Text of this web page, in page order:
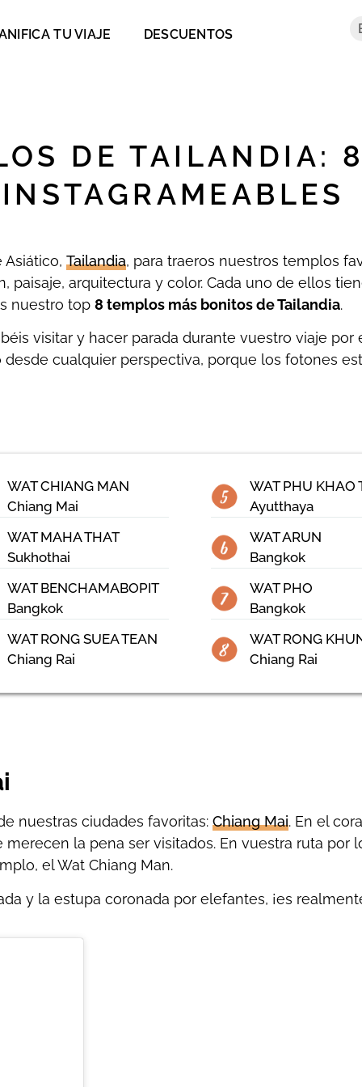
TU VIAJE DESCUENTOS
DE TAILANDIA: 8
Tailandia, para traeros nuestros templos
paisaje, arquitectura y color. Cada uno de ellos
nuestro top 8 templos más bonitos de Tailandia.
visitar y hacer parada durante vuestro viaje por
cualquier perspectiva, porque los fotones
WAT CHIANG MAN
Chiang Mai
WAT MAHA THAT
Sukhothai
WAT BENCHAMABOPIT
Bangkok
WAT RONG SUEA TEAN
Chiang Rai
WAT PHU KHAO
Ayutthaya
WAT ARUN
Bangkok
WAT PHO
Bangkok
WAT RONG
Chiang Rai
nuestras ciudades favoritas: Chiang Mai. En el
la pena ser visitados. En vuestra ruta por
el Wat Chiang Man.
y la estupa coronada por elefantes, ¡es